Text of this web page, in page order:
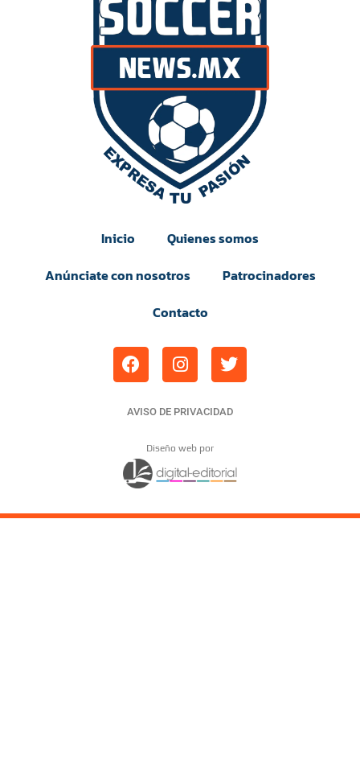
Inicio
Quienes somos
Anúnciate con nosotros
Patrocinadores
Contacto
AVISO DE PRIVACIDAD
Diseño web por